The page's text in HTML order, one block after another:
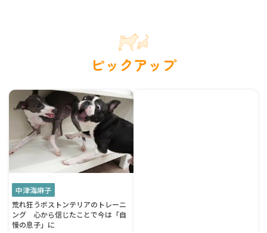
ピックアップ
中津海麻子
荒れ狂うボストンテリアのトレーニ
ング 心から信じたことで今は「自
慢の息子」に